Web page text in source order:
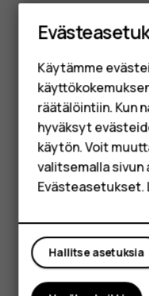
HMD
Tabletit
Shop
Käytämme
räätälöintiin. Kun
hyväksyt
käytön. Voit
valitsemalla sivun
Evästeasetukset.
Hallitse asetuksia